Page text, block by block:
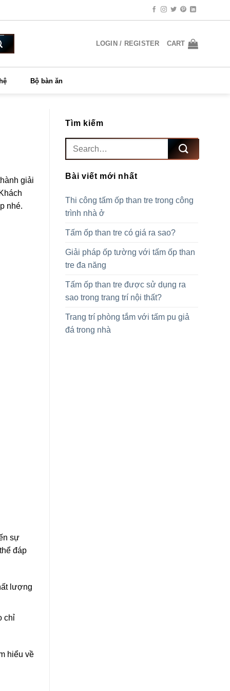
LOGIN / REGISTER CART
Bộ bàn ăn
giải
nhé.
sự
đáp
lượng
chỉ
hiểu về
Tìm kiếm
Bài viết mới nhất
Thi công tấm ốp than tre trong công
trình nhà ở
Tấm ốp than tre có giá ra sao?
Giải pháp ốp tường với tấm ốp than
tre đa năng
Tấm ốp than tre được sử dụng ra
sao trong trang trí nội thất?
Trang trí phòng tắm với tấm pu giả
đá trong nhà